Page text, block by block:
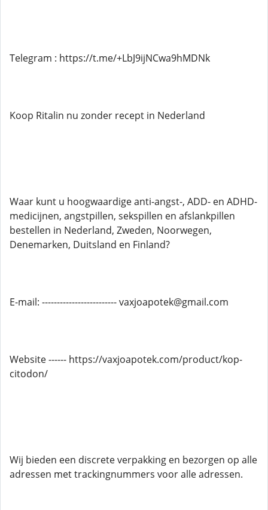
Telegram : https://t.me/+LbJ9ijNCwa9hMDNk
Koop Ritalin nu zonder recept in Nederland
Waar kunt u hoogwaardige anti-angst-, ADD- en ADHD-
medicijnen, angstpillen, sekspillen en afslankpillen
bestellen in Nederland, Zweden, Noorwegen,
Denemarken, Duitsland en Finland?
E-mail: ------------------------- vaxjoapotek@gmail.com
Website ------ https://vaxjoapotek.com/product/kop-
citodon/
Wij bieden een discrete verpakking en bezorgen op alle
adressen met trackingnummers voor alle adressen.